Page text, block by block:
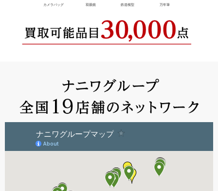
カメラバッグ 双眼鏡 鉄道模型 万年筆